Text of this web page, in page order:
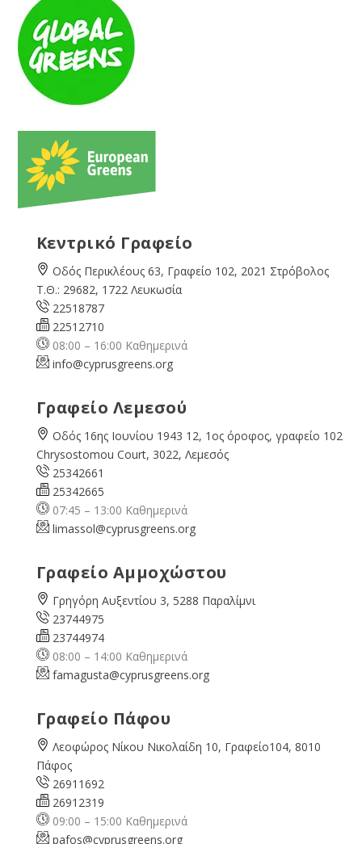
Κεντρικό Γραφείο
Οδός Περικλέους 63, Γραφείο 102, 2021 Στρόβολος
Τ.Θ.: 29682, 1722 Λευκωσία
22518787
22512710
08:00 – 16:00 Καθημερινά
info@cyprusgreens.org
Γραφείο Λεμεσού
Οδός 16ης Ιουνίου 1943 12, 1ος όροφος, γραφείο 102
Chrysostomou Court, 3022, Λεμεσός
25342661
25342665
07:45 – 13:00 Καθημερινά
limassol@cyprusgreens.org
Γραφείο Αμμοχώστου
Γρηγόρη Αυξεντίου 3, 5288 Παραλίμνι
23744975
23744974
08:00 – 14:00 Καθημερινά
famagusta@cyprusgreens.org
Γραφείο Πάφου
Λεοφώρος Νίκου Νικολαίδη 10, Γραφείο104, 8010
Πάφος
26911692
26912319
09:00 – 15:00 Καθημερινά
pafos@cyprusgreens.org